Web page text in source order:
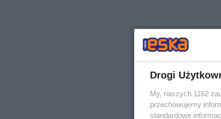
Drogi
My, naszych 1162
przechowujemy
standardowe